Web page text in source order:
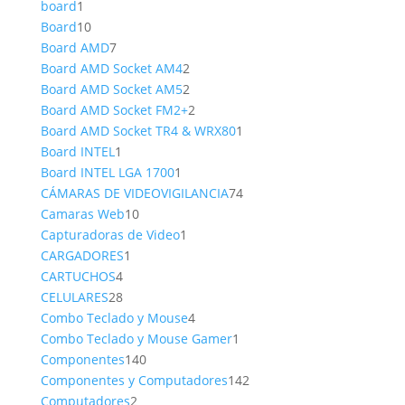
board1
producto
Board1010
productos
Board AMD77
productos
Board AMD Socket AM422
productos
Board AMD Socket AM522
productos
Board AMD Socket FM2+22
productos
Board AMD Socket TR4 & WRX801
Board INTEL1
producto
Board INTEL LGA 17001
producto
CÁMARAS DE VIDEOVIGILANCIA7474
Camaras Web1010
productos
Capturadoras de Video1
CARGADORES1
CARTUCHOS44
productos
CELULARES2828
productos
Combo Teclado y Mouse44
productos
Combo Teclado y Mouse Gamer1
Componentes140140
productos
Componentes y Computadores142142
Computadores22